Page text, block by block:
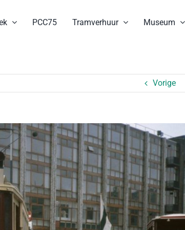
PCC75 Tramverhuur Museum
Vorige